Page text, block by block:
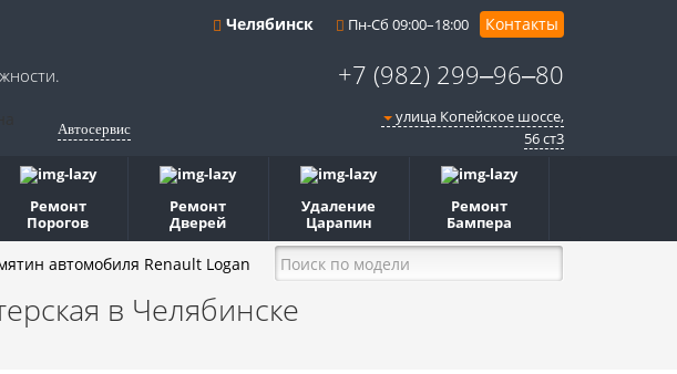
Челябинск Пн-Сб 09:00–18:00 Контакты
+7 (982) 299‒96‒80
Автосервис
улица Копейское шоссе,
56 ст3​
Ремонт
Порогов
Ремонт
Дверей
Удаление
Царапин
Ремонт
Бампера
автомобиля Renault Logan
в Челябинске